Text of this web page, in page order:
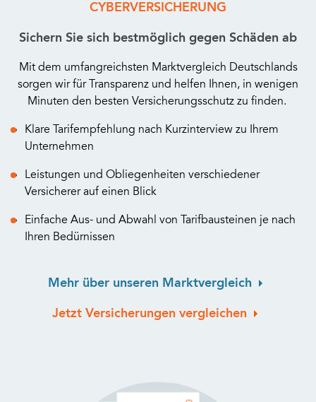
CYBERVERSICHERUNG
Sichern Sie sich bestmöglich gegen Schäden ab
Mit dem umfangreichsten Marktvergleich Deutschlands
sorgen wir für Transparenz und helfen Ihnen, in wenigen
Minuten den besten Versicherungsschutz zu finden.
Klare Tarifempfehlung nach Kurzinterview zu Ihrem
Unternehmen
Leistungen und Obliegenheiten verschiedener
Versicherer auf einen Blick
Einfache Aus- und Abwahl von Tarifbausteinen je nach
Ihren Bedürnissen
Mehr über unseren Marktvergleich
Jetzt Versicherungen vergleichen